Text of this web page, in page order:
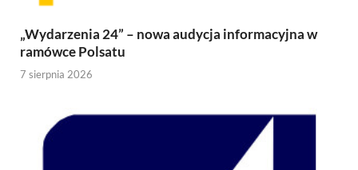
„Wydarzenia 24” – nowa audycja informacyjna w
ramówce Polsatu
7 sierpnia 2026